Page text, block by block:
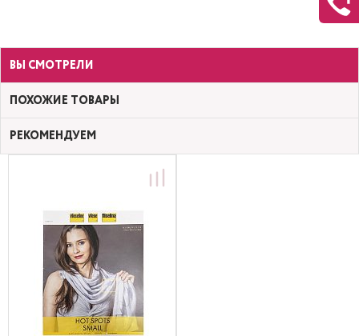
ВЫ СМОТРЕЛИ
ПОХОЖИЕ ТОВАРЫ
РЕКОМЕНДУЕМ